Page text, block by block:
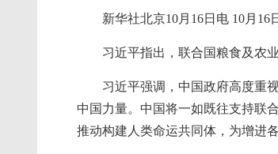
新华社北京10月16日电 10月
习近平指出，联合国粮食及农
习近平强调，中国政府高度重
中国力量。中国将一如既往支持联
推动构建人类命运共同体，为增进